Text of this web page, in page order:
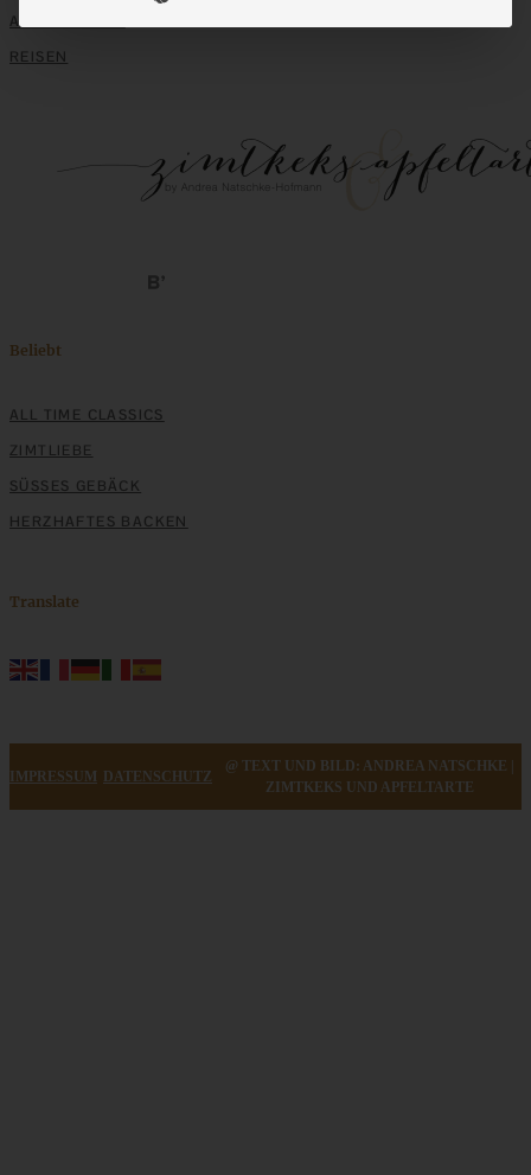
ALLE REZEPTE
REISEN
Beliebt
ALL TIME CLASSICS
ZIMTLIEBE
SÜSSES GEBÄCK
HERZHAFTES BACKEN
Translate
IMPRESSUM DATENSCHUTZ
@ TEXT UND BILD: ANDREA NATSCHKE |
ZIMTKEKS UND APFELTARTE